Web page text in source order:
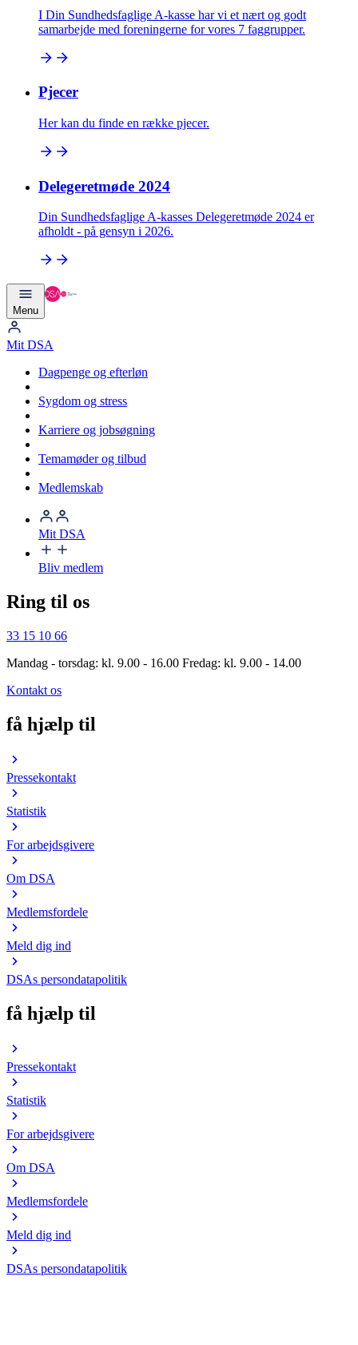
I Din Sundhedsfaglige A-kasse har vi et nært og godt
samarbejde med foreningerne for vores 7 faggrupper.
Pjecer
Her kan du finde en række pjecer.
Delegeretmøde 2024
Din Sundhedsfaglige A-kasses Delegeretmøde 2024 er
afholdt - på gensyn i 2026.
Menu
Mit DSA
Dagpenge og efterløn
Sygdom og stress
Karriere og jobsøgning
Temamøder og tilbud
Medlemskab
Mit DSA
Bliv medlem
Ring til os
33 15 10 66
Mandag - torsdag: kl. 9.00 - 16.00 Fredag: kl. 9.00 - 14.00
Kontakt os
få hjælp til
Pressekontakt
Statistik
For arbejdsgivere
Om DSA
Medlemsfordele
Meld dig ind
DSAs persondatapolitik
få hjælp til
Pressekontakt
Statistik
For arbejdsgivere
Om DSA
Medlemsfordele
Meld dig ind
DSAs persondatapolitik